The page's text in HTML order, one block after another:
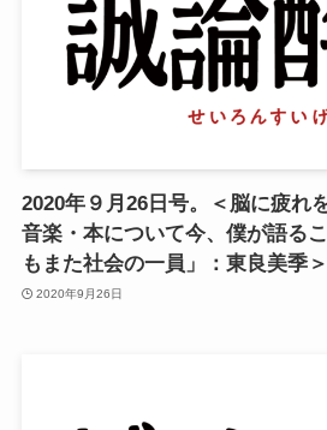
2020年９月26日号。＜脳に疲れ
音楽・本について今、僕が語る
もまた社会の一員」：東良美季＞
2020年9月26日